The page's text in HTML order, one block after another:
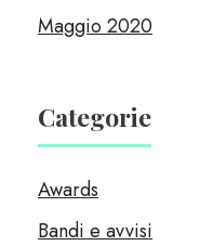
Maggio 2020
Categorie
Awards
Bandi e avvisi